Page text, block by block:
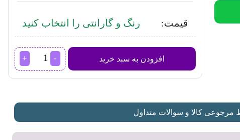
قیمت: رنگ و گارانتی را انتخاب کنید
افزودن به سبد خرید
سرخ
کن
عدد
مرجوعی کالا و سوالات متداول